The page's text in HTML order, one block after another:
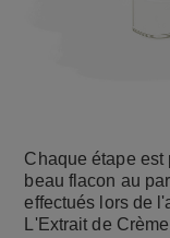
Chaque étape est
beau flacon au
effectués lors de
L'Extrait de